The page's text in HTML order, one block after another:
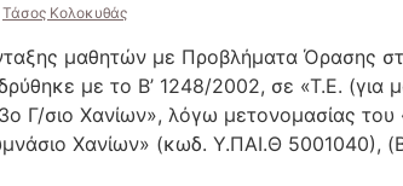
Τάσος Κολοκυθάς
μαθητών με Προβλήματα Όρασης
με το B’ 1248/2002, σε «Τ.Ε. (για
Γ/σιο Χανίων», λόγω μετονομασίας του
Χανίων» (κωδ. Υ.ΠΑΙ.Θ 5001040),